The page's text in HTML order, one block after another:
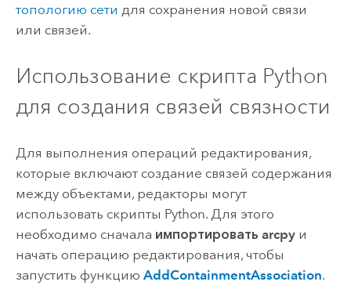
топологию сети для сохранения новой связи
или связей.
Использование скрипта Python
для создания связей связности
Для выполнения операций редактирования,
которые включают создание связей содержания
между объектами, редакторы могут
использовать скрипты Python. Для этого
необходимо сначала импортировать arcpyи
начать операцию редактирования, чтобы
запустить функцию AddContainmentAssociation.